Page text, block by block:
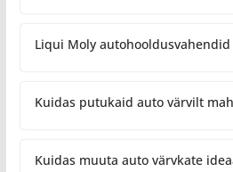
Liqui Moly autohooldusvahendid
Kuidas putukaid auto värvilt
Kuidas muuta auto värvkate